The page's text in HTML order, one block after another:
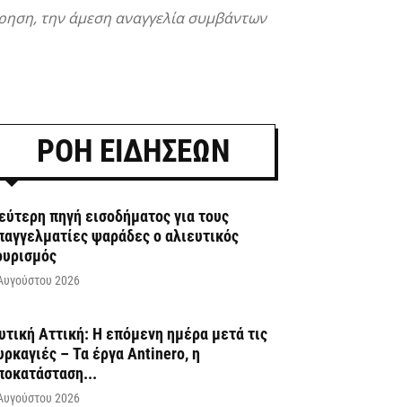
την άμεση αναγγελία συμβάντων
ΡΟΗ ΕΙΔΗΣΕΩΝ
πηγή εισοδήματος για τους
ψαράδες ο αλιευτικός
2026
Αττική: Η επόμενη ημέρα μετά τις
– Τα έργα Antinero, η
2026